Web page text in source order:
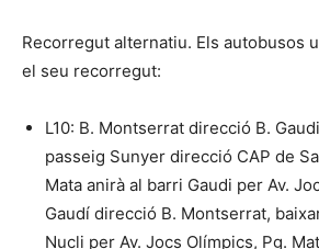
Recorregut alternatiu. Els autobusos
el seu recorregut:
L10: B. Montserrat direcció B.
passeig Sunyer direcció CAP de
Mata anirà al barri Gaudi per Av.
Gaudí direcció B. Montserrat,
Nucli per Av. Jocs Olímpics, Pg.